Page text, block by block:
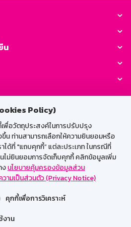
Policy)
เพื่อวัตถุประสงค์ในการปรับปรุง
น ท่านสามารถเลือกให้ความยินยอมหรือ
ได้ที่ "แถบคุกกี้” แต่ละประเภท ในกรณีที่
นไม่ยินยอมการจัดเก็บคุกกี้ คลิกข้อมูลเพิ่ม
งนโยบายคุ้มครองข้อมูลส่วน
วามเป็นส่วนตัว (Privacy Notice)
คุกกี้เพื่อการวิเคราะห์
งาน
น
Society:
รับพนักงาน
Wisdom
M-Search
สู่ระบบเน็ตเมล